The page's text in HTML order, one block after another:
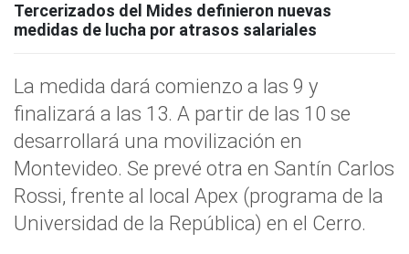
Tercerizados del Mides definieron nuevas
medidas de lucha por atrasos salariales
La medida dará comienzo a las 9 y
finalizará a las 13. A partir de las 10 se
desarrollará una movilización en
Montevideo. Se prevé otra en Santín Carlos
Rossi, frente al local Apex (programa de la
Universidad de la República) en el Cerro.